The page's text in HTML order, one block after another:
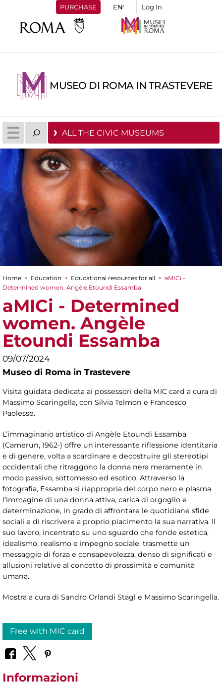
PURCHASE Log In
MUSEO DI ROMA IN TRASTEVERE
ALL THE CIVIC MUSEUMS
You are here
Home > Education > Educational resources for all > aMICi -
Determined women. Angèle Etoundi Essamba
aMICi - Determined
women. Angèle
Etoundi Essamba
09/07/2024
Museo di Roma in Trastevere
Visita guidata dedicata ai possessori della MIC card a cura di
Massimo Scaringella, con Silvia Telmon e Francesco
Paolesse.
L’immaginario artistico di Angèle Etoundi Essamba
(Camerun, 1962-) offre un'interessante riflessione identitaria
e di genere, volta a scardinare e decostruire gli stereotipi
occidentali che ritraggono la donna nera meramente in
modo passivo, sottomesso ed esotico. Attraverso la
fotografia, Essamba si riappropria del corpo nero e plasma
l'immagine di una donna attiva, carica di orgoglio e
determinazione, in grado di affrontare le quotidiane sfide
sociali e di riscrivere a proprio piacimento la sua narrativa. Il
suo lavoro, incentrato su uno sguardo che fonde estetica,
idealismo, realismo e impegno sociale, trasmette un
messaggio di forza e consapevolezza, denso di significati e
allusioni relative al concetto di prossimità e comunità
umana.
Mostra a cura di Sandro Orlandi Stagl e Massimo Scaringella.
Free with MIC card
Informazioni